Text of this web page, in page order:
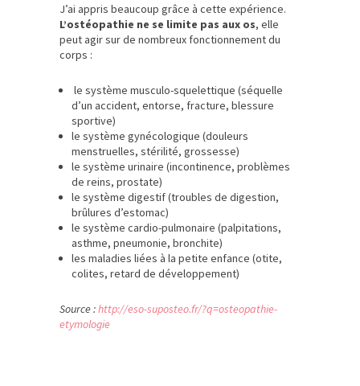
J’ai appris beaucoup grâce à cette expérience.
L’ostéopathie ne se limite pas aux os, elle
peut agir sur de nombreux fonctionnement du
corps :
le système musculo-squelettique (séquelle
d’un accident, entorse, fracture, blessure
sportive)
le système gynécologique (douleurs
menstruelles, stérilité, grossesse)
le système urinaire (incontinence, problèmes
de reins, prostate)
le système digestif (troubles de digestion,
brûlures d’estomac)
le système cardio-pulmonaire (palpitations,
asthme, pneumonie, bronchite)
les maladies liées à la petite enfance (otite,
colites, retard de développement)
Source :http://eso-suposteo.fr/?q=osteopathie-
etymologie